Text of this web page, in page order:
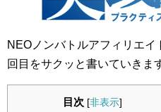
NEOノンバトルアフィリエ
回目をサクッと書いていきま
目次 [非表示]